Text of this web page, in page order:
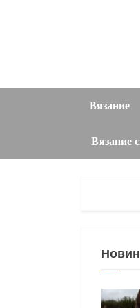
Вязание
Вязание